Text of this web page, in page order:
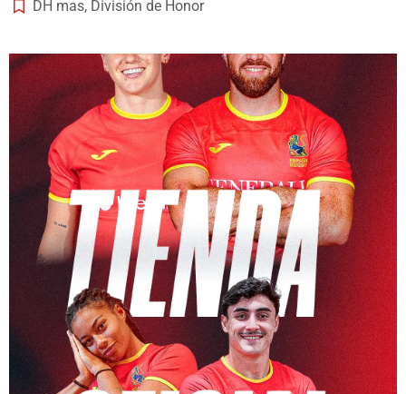
DH mas, División de Honor